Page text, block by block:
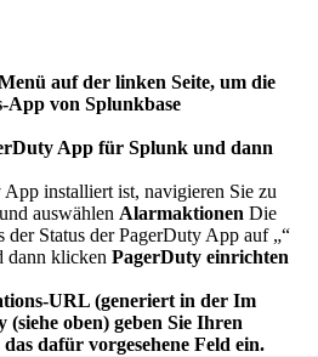
auf der linken Seite, um die
App von Splunkbase
App für Splunk und dann
installiert ist, navigieren Sie zu
auswählen Alarmaktionen Die
der Status der PagerDuty App auf „“
dann klicken PagerDuty einrichten
URL (generiert in der Im
oben) geben Sie Ihren
dafür vorgesehene Feld ein.